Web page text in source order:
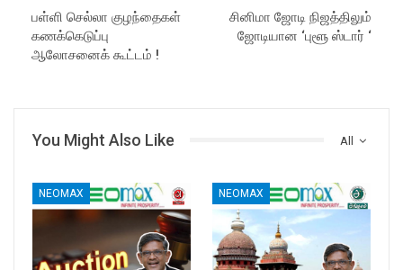
பள்ளி செல்லா குழந்தைகள்
கணக்கெடுப்பு
ஆலோசனைக் கூட்டம் !
சினிமா ஜோடி நிஜத்திலும்
ஜோடியான ‘புளூ ஸ்டார் ‘
All
You Might Also Like
NEOMAX NEOMAX